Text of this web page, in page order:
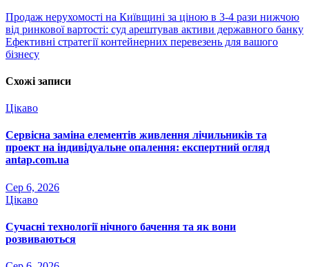
Навігація
записів
Продаж нерухомості на Київщині за ціною в 3-4 рази нижчою
від ринкової вартості: суд арештував активи державного банку
Ефективні стратегії контейнерних перевезень для вашого
бізнесу
Схожі записи
Цікаво
Сервісна заміна елементів живлення лічильників та
проект на індивідуальне опалення: експертний огляд
antap.com.ua
Сер 6, 2026
Цікаво
Сучасні технології нічного бачення та як вони
розвиваються